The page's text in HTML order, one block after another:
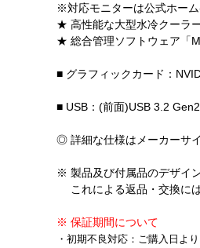
※対応モニターは公式ホーム
★ 高性能な大型水冷クーラ
★ 総合管理ソフトウェア「
■ グラフィックカード：
■ USB：(前面)USB 3.2
◎ 詳細な仕様はメーカーサ
※ 製品及び付属品のデザイ
これによる返品・交換に
※ 保証期間について
・初期不良対応：ご購入日より